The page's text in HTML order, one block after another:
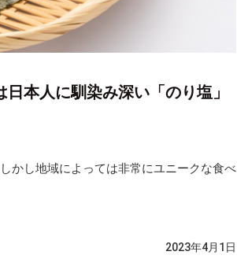
本人に馴染み深い「のり塩」
かし地域によっては非常にユニークな食べ
2023年4月1日